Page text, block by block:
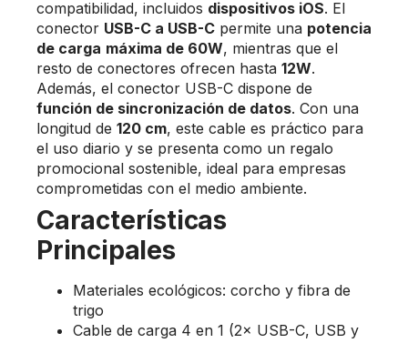
compatibilidad, incluidos dispositivos iOS. El
conector USB-C a USB-C permite una potencia
de carga máxima de 60W, mientras que el
resto de conectores ofrecen hasta 12W.
Además, el conector USB-C dispone de
función de sincronización de datos. Con una
longitud de 120 cm, este cable es práctico para
el uso diario y se presenta como un regalo
promocional sostenible, ideal para empresas
comprometidas con el medio ambiente.
Características
Principales
Materiales ecológicos: corcho y fibra de
trigo
Cable de carga 4 en 1 (2× USB-C, USB y